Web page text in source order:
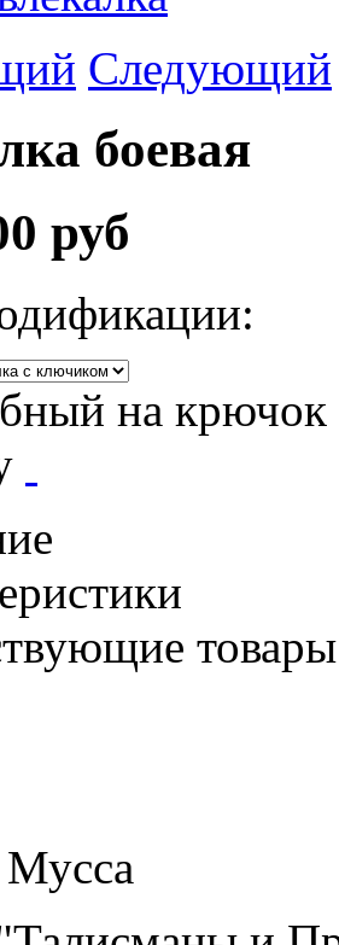
Следующий
боевая
руб
на крючок
товары